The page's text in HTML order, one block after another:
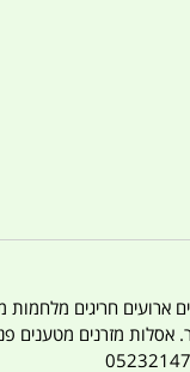
אסלות מזרנים